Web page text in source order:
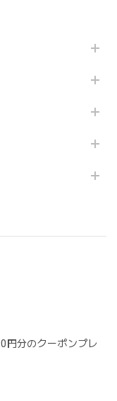
円分のクーポンプレ